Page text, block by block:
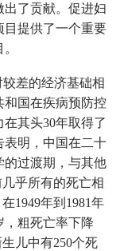
出了贡献。促进妇
目提供了一个重要
差的经济基础相
和国在疾病预防控
其头30年取得了
表明，中国在二十
的过渡期，与其他
乎所有的死亡相
1949年到1981年
，粗死亡率下降
儿中有250个死